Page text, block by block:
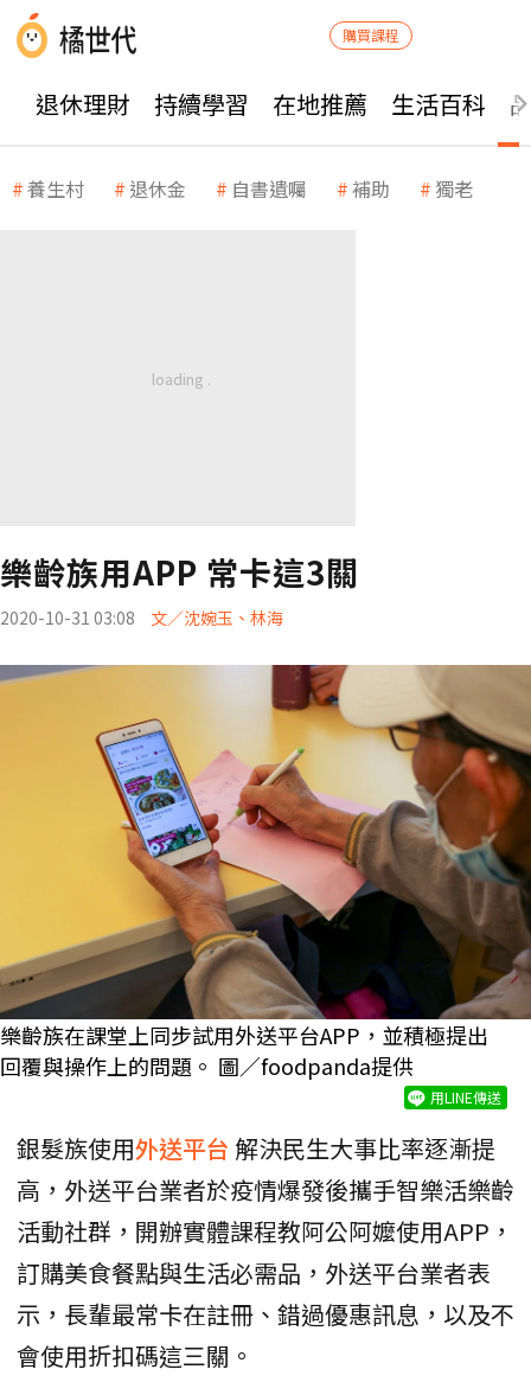
購買課程
退休理財 持續學習 在地推薦 生活百科
養生村 退休金 自書遺囑 補助 獨老
樂齡族用APP 常卡這3關
2020-10-31 03:08 文／沈婉玉、林海
樂齡族在課堂上同步試用外送平台APP，並積極提出
回覆與操作上的問題。 圖／foodpanda提供
用LINE傳送
銀髮族使用外送平台 解決民生大事比率逐漸提
高，外送平台業者於疫情爆發後攜手智樂活樂齡
活動社群，開辦實體課程教阿公阿嬤使用APP，
訂購美食餐點與生活必需品，外送平台業者表
示，長輩最常卡在註冊、錯過優惠訊息，以及不
會使用折扣碼這三關。